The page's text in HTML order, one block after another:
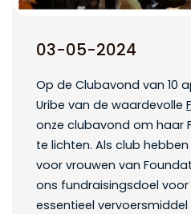
03-05-2024
Op de Clubavond van 10
Uribe van de waardevolle
onze clubavond om haar
te lichten. Als club
voor vrouwen van
ons fundraisingsdoel voor
essentieel vervoersmiddel